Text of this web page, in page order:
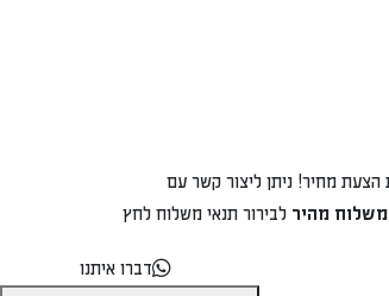
לכמויות גדולות, צור קשר לקבלת הצעת מחיר! ניתן ליצור קשר עם
משלוח מהיר לבירור תנאי משלוח לחץ
דברו איתנו